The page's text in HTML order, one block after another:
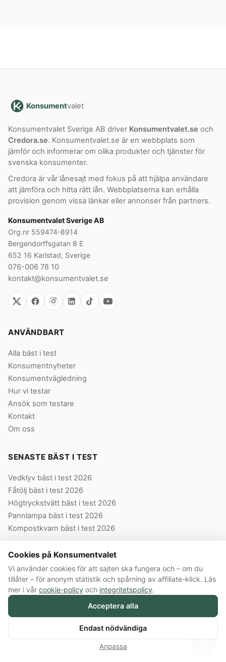
Konsumentvalet
Konsumentvalet Sverige AB driver Konsumentvalet.se och
Credora.se. Konsumentvalet.se är en webbplats som
jämför och informerar om olika produkter och tjänster för
svenska konsumenter.
Credora är vår lånesajt med fokus på att hjälpa användare
att jämföra och hitta rätt lån. Webbplatserna kan erhålla
provision genom vissa länkar eller annonser från partners.
Konsumentvalet Sverige AB
Org.nr 559474-8914
Bergendorffsgatan 8 E
652 16 Karlstad, Sverige
076-006 78 10
kontakt@konsumentvalet.se
ANVÄNDBART
Alla bäst i test
Konsumentnyheter
Konsumentvägledning
Hur vi testar
Ansök som testare
Kontakt
Om oss
SENASTE BÄST I TEST
Vedklyv bäst i test 2026
Fåtölj bäst i test 2026
Högtryckstvätt bäst i test 2026
Pannlampa bäst i test 2026
Kompostkvarn bäst i test 2026
JURIDISKT
Integritetspolicy
Cookie-policy
Våra villkor
💬
Cookies på Konsumentvalet
Vi använder cookies för att sajten ska fungera och – om du
tillåter – för anonym statistik och spårning av affiliate-klick. Läs
mer i vår cookie-policy och integritetspolicy.
Acceptera alla
Endast nödvändiga
Anpassa